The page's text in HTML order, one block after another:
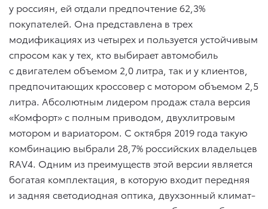
у россиян, ей отдали предпочтение 62,3%
покупателей. Она представлена в трех
модификациях из четырех и пользуется устойчивым
спросом как у тех, кто выбирает автомобиль
с двигателем объемом 2,0 литра, так и у клиентов,
предпочитающих кроссовер с мотором объемом 2,5
литра. Абсолютным лидером продаж стала версия
«Комфорт» с полным приводом, двухлитровым
мотором и вариатором. С октября 2019 года такую
комбинацию выбрали 28,7% российских владельцев
RAV4. Одним из преимуществ этой версии является
богатая комплектация, в которую входит передняя
и задняя светодиодная оптика, двухзонный климат-